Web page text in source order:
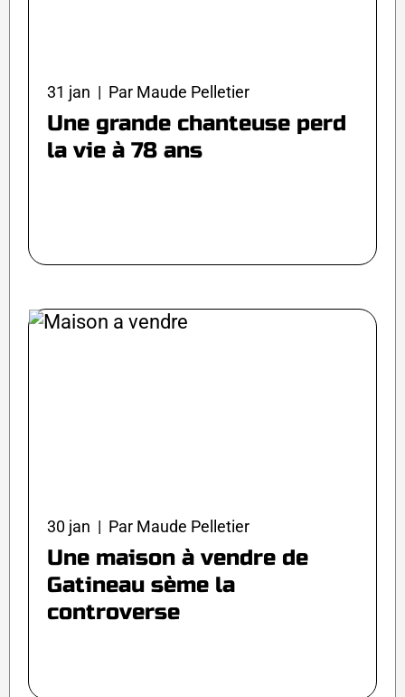
31 jan | Par Maude Pelletier
Une grande chanteuse perd
la vie à 78 ans
30 jan | Par Maude Pelletier
Une maison à vendre de
Gatineau sème la
controverse